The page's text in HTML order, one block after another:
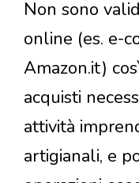
Non sono
online (es. e-
Amazon.it)
acquisti
attività
artigianali, e